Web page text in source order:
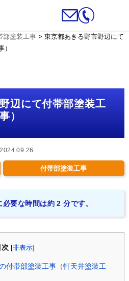
部塗装工事> 東京都あきる野市野辺にて
辺にて付帯部塗装工
）
付帯部塗装工事
要な時間は約 2 分です。
次 [非表示
付帯部塗装工事（軒天井塗装工